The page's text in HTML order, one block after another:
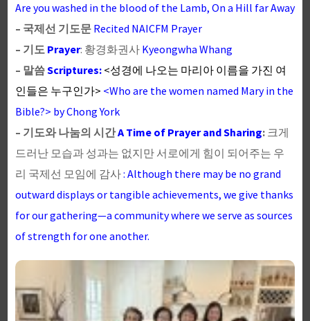
Are you washed in the blood of the Lamb, On a Hill far Away
– 국제선 기도문 Recited NAICFM Prayer
– 기도 Prayer: 황경화권사 Kyeongwha Whang
– 말씀Scriptures:<성경에 나오는 마리아 이름을 가진 여
인들은 누구인가> <Who are the women named Mary in the
Bible?> by Chong York
– 기도와 나눔의 시간A Time of Prayer and Sharing: 크게
드러난 모습과 성과는 없지만 서로에게 힘이 되어주는 우
리 국제선 모임에 감사: Although there may be no grand
outward displays or tangible achievements, we give thanks
for our gathering—a community where we serve as sources
of strength for one another.